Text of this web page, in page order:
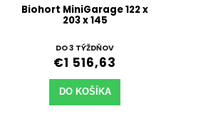
Biohort MiniGarage 122 x
203 x 145
DO 3 TÝŽDŇOV
€1 516,63
DO KOŠÍKA